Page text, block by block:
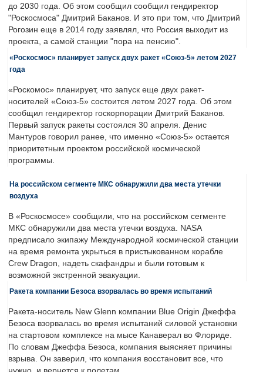
до 2030 года. Об этом сообщил сообщил гендиректор
"Роскосмоса" Дмитрий Баканов. И это при том, что Дмитрий
Рогозин еще в 2014 году заявлял, что Россия выходит из
проекта, а самой станции "пора на пенсию".
«Роскосмос» планирует запуск двух ракет «Союз-5» летом 2027
года
«Роскомос» планирует, что запуск еще двух ракет-
носителей «Союз-5» состоится летом 2027 года. Об этом
сообщил гендиректор госкорпорации Дмитрий Баканов.
Первый запуск ракеты состоялся 30 апреля. Денис
Мантуров говорил ранее, что именно «Союз-5» остается
приоритетным проектом российской космической
программы.
На российском сегменте МКС обнаружили два места утечки
воздуха
В «Роскосмосе» сообщили, что на российском сегменте
МКС обнаружили два места утечки воздуха. NASA
предписало экипажу Международной космической станции
на время ремонта укрыться в пристыкованном корабле
Crew Dragon, надеть скафандры и были готовым к
возможной экстренной эвакуации.
Ракета компании Безоса взорвалась во время испытаний
Ракета-носитель New Glenn компании Blue Origin Джеффа
Безоса взорвалась во время испытаний силовой установки
на стартовом комплексе на мысе Канаверал во Флориде.
По словам Джеффа Безоса, компания выясняет причины
взрыва. Он заверил, что компания восстановит все, что